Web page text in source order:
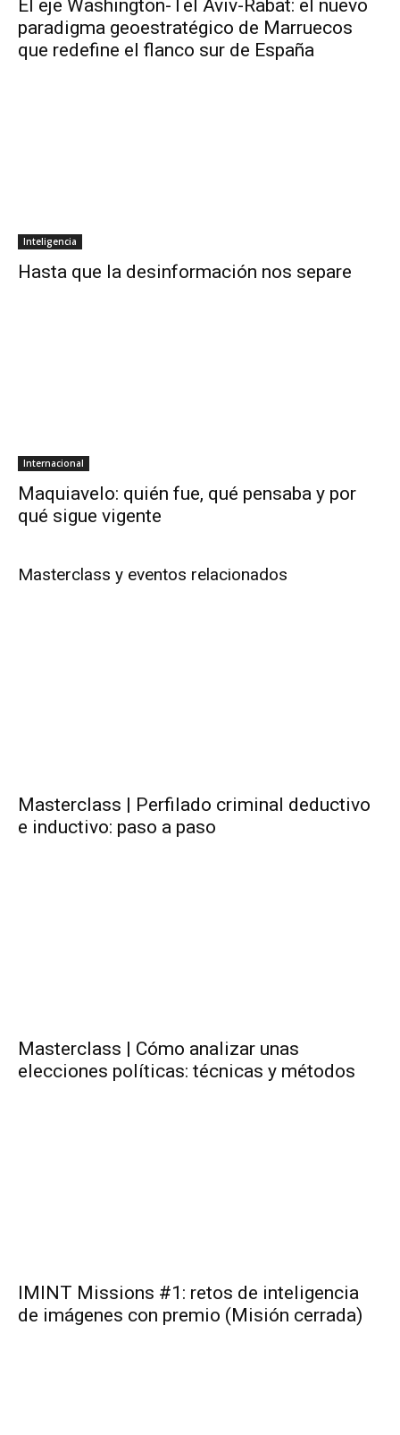
El eje Washington-Tel Aviv-Rabat: el nuevo
paradigma geoestratégico de Marruecos
que redefine el flanco sur de España
Inteligencia
Hasta que la desinformación nos separe
Internacional
Maquiavelo: quién fue, qué pensaba y por
qué sigue vigente
Masterclass y eventos relacionados
Masterclass | Perfilado criminal deductivo
e inductivo: paso a paso
Masterclass | Cómo analizar unas
elecciones políticas: técnicas y métodos
IMINT Missions #1: retos de inteligencia
de imágenes con premio (Misión cerrada)